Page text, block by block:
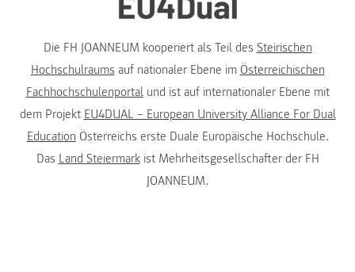
Die FH JOANNEUM kooperiert als Teil des Steirischen
Hochschulraums auf nationaler Ebene im Österreichischen
Fachhochschulenportalund ist auf internationaler Ebene mit
dem Projekt EU4DUAL – European University Alliance For Dual
Education Österreichs erste Duale Europäische Hochschule.
Das Land Steiermarkist Mehrheitsgesellschafter der FH
JOANNEUM.